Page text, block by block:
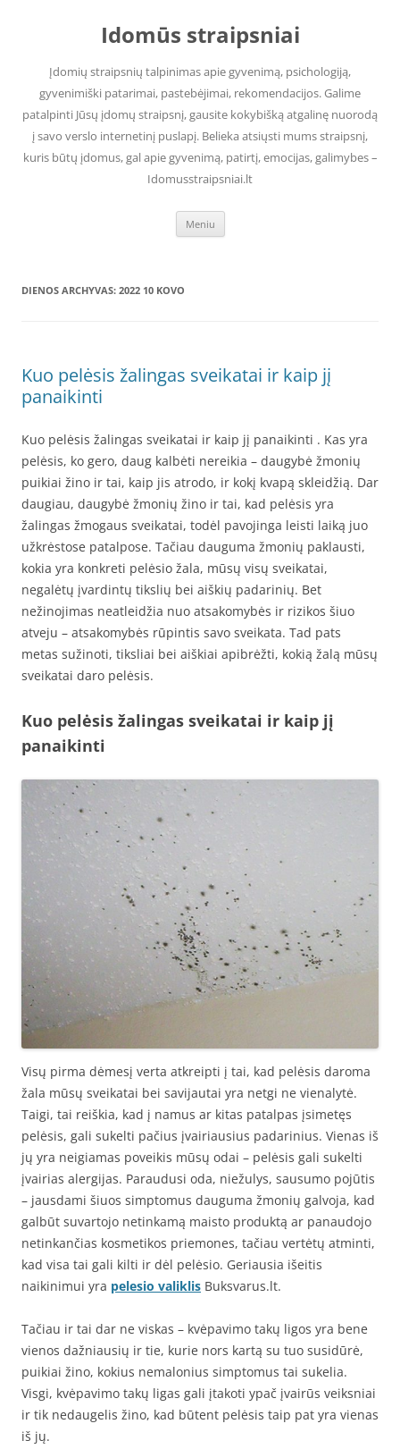
Idomūs straipsniai
Įdomių straipsnių talpinimas apie gyvenimą, psichologiją,
gyvenimiški patarimai, pastebėjimai, rekomendacijos. Galime
patalpinti Jūsų įdomų straipsnį, gausite kokybišką atgalinę nuorodą
į savo verslo internetinį puslapį. Belieka atsiųsti mums straipsnį,
kuris būtų įdomus, gal apie gyvenimą, patirtį, emocijas, galimybes –
Idomusstraipsniai.lt
Meniu
DIENOS ARCHYVAS: 2022 10 KOVO
Kuo pelėsis žalingas sveikatai ir kaip jį
panaikinti
Kuo pelėsis žalingas sveikatai ir kaip jį panaikinti . Kas yra
pelėsis, ko gero, daug kalbėti nereikia – daugybė žmonių
puikiai žino ir tai, kaip jis atrodo, ir kokį kvapą skleidžią. Dar
daugiau, daugybė žmonių žino ir tai, kad pelėsis yra
žalingas žmogaus sveikatai, todėl pavojinga leisti laiką juo
užkrėstose patalpose. Tačiau dauguma žmonių paklausti,
kokia yra konkreti pelėsio žala, mūsų visų sveikatai,
negalėtų įvardintų tikslių bei aiškių padarinių. Bet
nežinojimas neatleidžia nuo atsakomybės ir rizikos šiuo
atveju – atsakomybės rūpintis savo sveikata. Tad pats
metas sužinoti, tiksliai bei aiškiai apibrėžti, kokią žalą mūsų
sveikatai daro pelėsis.
Kuo pelėsis žalingas sveikatai ir kaip jį
panaikinti
Visų pirma dėmesį verta atkreipti į tai, kad pelėsis daroma
žala mūsų sveikatai bei savijautai yra netgi ne vienalytė.
Taigi, tai reiškia, kad į namus ar kitas patalpas įsimetęs
pelėsis, gali sukelti pačius įvairiausius padarinius. Vienas iš
jų yra neigiamas poveikis mūsų odai – pelėsis gali sukelti
įvairias alergijas. Paraudusi oda, niežulys, sausumo pojūtis
– jausdami šiuos simptomus dauguma žmonių galvoja, kad
galbūt suvartojo netinkamą maisto produktą ar panaudojo
netinkančias kosmetikos priemones, tačiau vertėtų atminti,
kad visa tai gali kilti ir dėl pelėsio. Geriausia išeitis
naikinimui yra pelesio valiklis Buksvarus.lt.
Tačiau ir tai dar ne viskas – kvėpavimo takų ligos yra bene
vienos dažniausių ir tie, kurie nors kartą su tuo susidūrė,
puikiai žino, kokius nemalonius simptomus tai sukelia.
Visgi, kvėpavimo takų ligas gali įtakoti ypač įvairūs veiksniai
ir tik nedaugelis žino, kad būtent pelėsis taip pat yra vienas
iš jų.